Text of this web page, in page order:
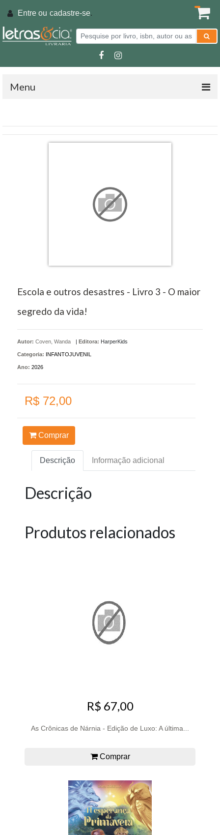
Entre ou cadastre-se.
Menu
Escola e outros desastres - Livro 3 - O maior
segredo da vida!
Autor: Coven, Wanda | Editora: HarperKids
Categoria: INFANTOJUVENIL
Ano: 2026
R$ 72,00
Comprar
Descrição Informação adicional
Descrição
Produtos relacionados
R$ 67,00
As Crônicas de Nárnia - Edição de Luxo: A última...
Comprar